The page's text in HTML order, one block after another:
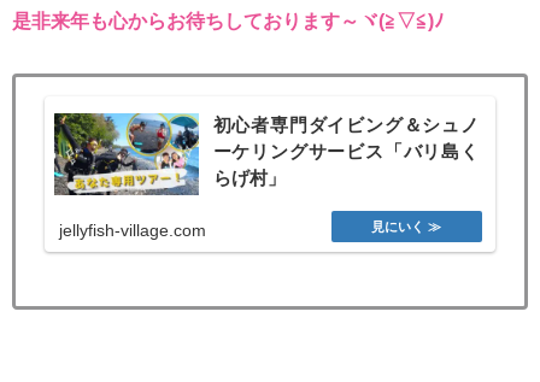
是非来年も心からお待ちしております～ヾ(≧▽≦)ﾉ
初心者専門ダイビング＆シュノ
ーケリングサービス「バリ島く
らげ村」
jellyfish-village.com